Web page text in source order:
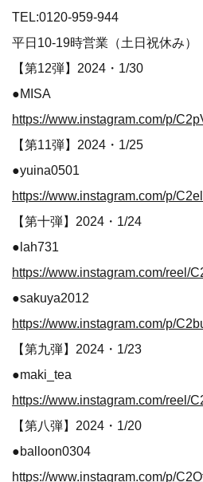
TEL:0120-959-944
平日10-19時営業（土日祝休み）
【第12弾】2024・1/30
●MISA
https://www.instagram.com/p/
【第11弾】2024・1/25
●yuina0501
https://www.instagram.com/p/
【第十弾】2024・1/24
●lah731
https://www.instagram.com/reel/
●sakuya2012
https://www.instagram.com/p/
【第九弾】2024・1/23
●maki_tea
https://www.instagram.com/reel/
【第八弾】2024・1/20
●balloon0304
https://www.instagram.com/p/